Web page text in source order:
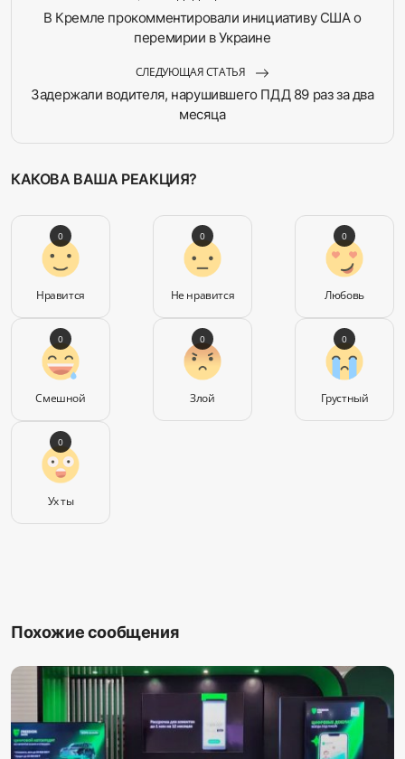
В Кремле прокомментировали инициативу США о
перемирии в Украине
СЛЕДУЮЩАЯ СТАТЬЯ
Задержали водителя, нарушившего ПДД 89 раз за два
месяца
КАКОВА ВАША РЕАКЦИЯ?
Нравится
0
Не нравится
0
Любовь
0
Смешной
0
Злой
0
Грустный
0
Ух ты
0
Похожие сообщения